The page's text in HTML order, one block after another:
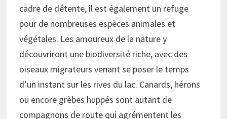
cadre de détente, il est également un refuge
pour de nombreuses espèces animales et
végétales. Les amoureux de la nature y
découvriront une biodiversité riche, avec des
oiseaux migrateurs venant se poser le temps
d’un instant sur les rives du lac. Canards, hérons
ou encore grèbes huppés sont autant de
compagnons de route qui agrémentent les